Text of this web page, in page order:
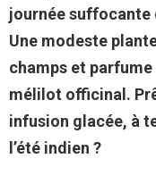
journée suffocante
Une modeste
champs et
mélilot officinal.
infusion glacée, à
l’été indien ?